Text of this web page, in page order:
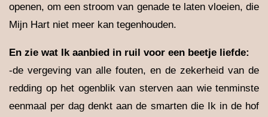
openen, om een stroom van genade te laten vloeien, die
Mijn Hart niet meer kan tegenhouden.
En zie wat Ik aanbied in ruil voor een beetje liefde:
-de vergeving van alle fouten, en de zekerheid van de
redding op het ogenblik van sterven aan wie tenminste
eenmaal per dag denkt aan de smarten die Ik in de hof